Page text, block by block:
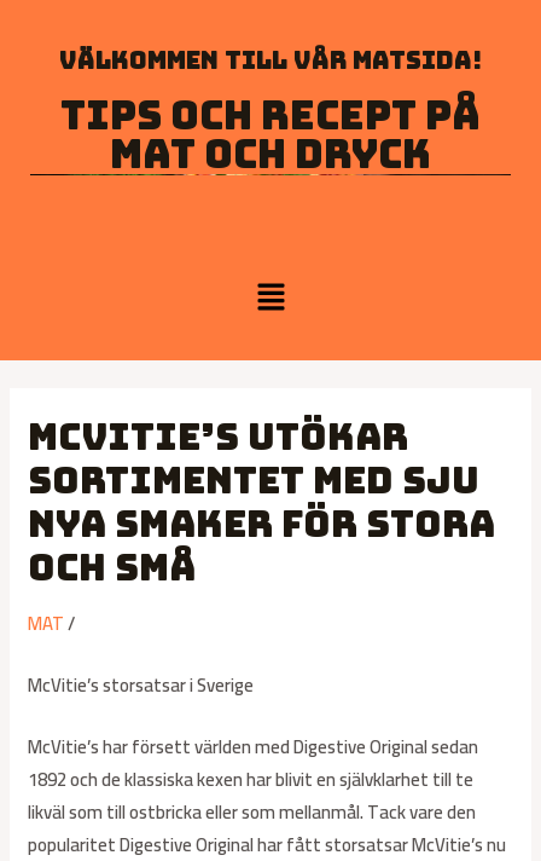
Välkommen till vår matsida!
Tips och recept på
mat och dryck
McVitie’s utökar
sortimentet med sju
nya smaker för stora
och små
MAT/
McVitie’s storsatsar i Sverige
McVitie’s har försett världen med Digestive Original sedan
1892 och de klassiska kexen har blivit en självklarhet till te
likväl som till ostbricka eller som mellanmål. Tack vare den
popularitet Digestive Original har fått storsatsar McVitie’s nu